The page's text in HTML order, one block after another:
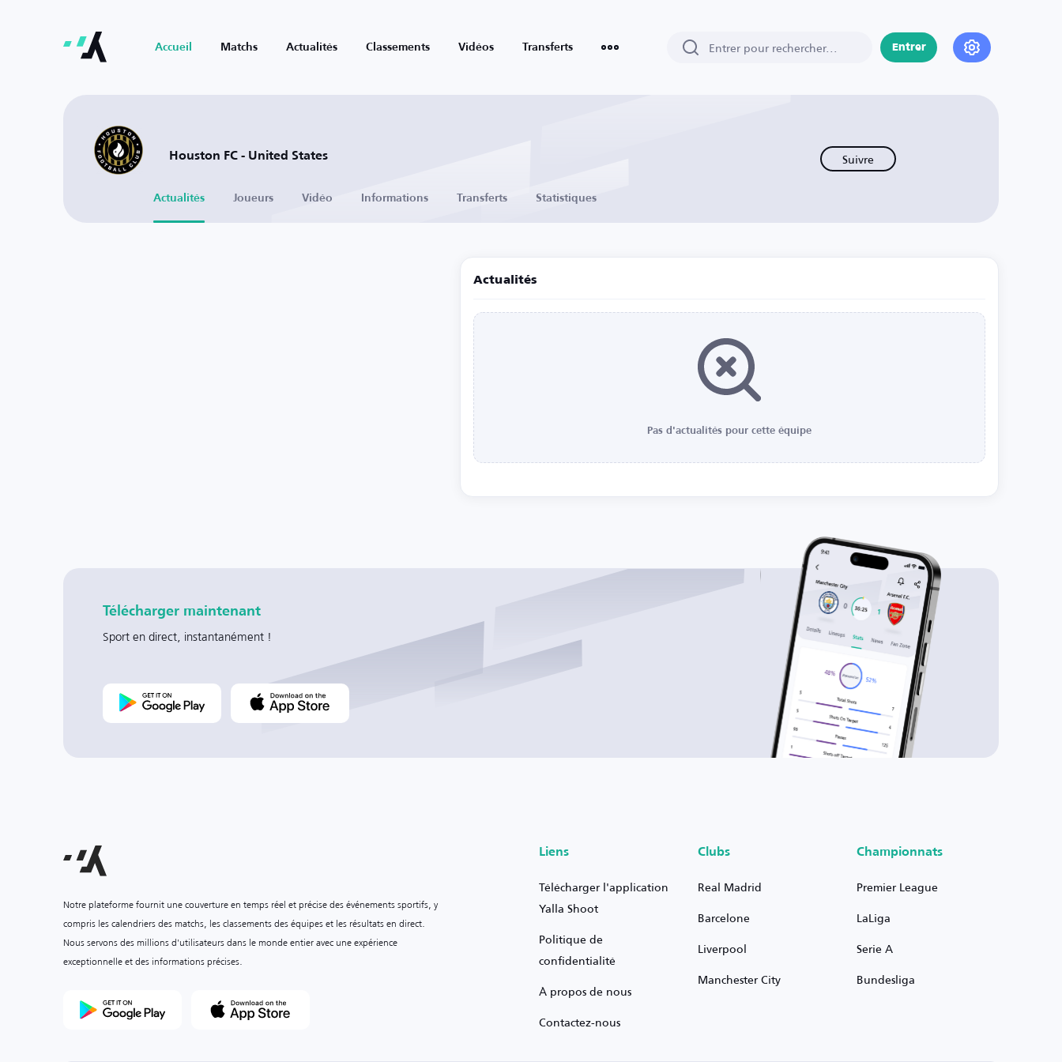
Accueil Matchs Actualités Classements Vidéos Transferts Entrer
Houston FC - United States Suivre
Actualités Joueurs Vidéo Informations Transferts Statistiques
Actualités
Pas d'actualités pour cette équipe
Télécharger maintenant
Sport en direct, instantanément !
Notre plateforme fournit une couverture en temps réel et précise des événements sportifs, y
compris les calendriers des matchs, les classements des équipes et les résultats en direct.
Nous servons des millions d'utilisateurs dans le monde entier avec une expérience
exceptionnelle et des informations précises.
Liens
Télécharger l'application
Yalla Shoot
Politique de
confidentialité
À propos de nous
Contactez-nous
Clubs
Real Madrid
Barcelone
Liverpool
Manchester City
Championnats
Premier League
LaLiga
Serie A
Bundesliga